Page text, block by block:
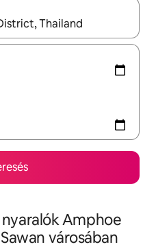
és a lefelé nyíllal
Amphoe
városában